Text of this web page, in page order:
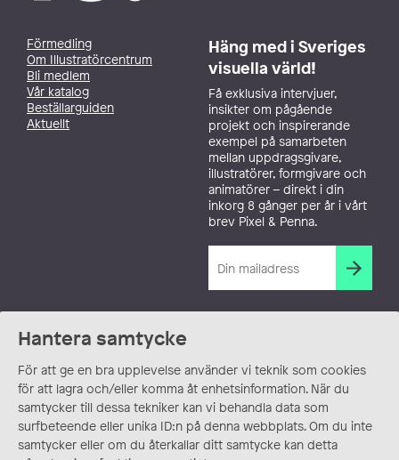
Hantera samtycke
För att ge en bra upplevelse använder vi teknik som cookies
för att lagra och/eller komma åt enhetsinformation. När du
samtycker till dessa tekniker kan vi behandla data som
surfbeteende eller unika ID:n på denna webbplats. Om du inte
samtycker eller om du återkallar ditt samtycke kan detta
Förmedling
Om Illustratörcentrum
Bli medlem
Vår katalog
Beställarguiden
Aktuellt
Häng med i Sveriges
visuella värld!
Få exklusiva intervjuer,
insikter om pågående
projekt och inspirerande
exempel på samarbeten
mellan uppdragsgivare,
illustratörer, formgivare och
animatörer – direkt i din
inkorg 8 gånger per år i vårt
brev Pixel & Penna.